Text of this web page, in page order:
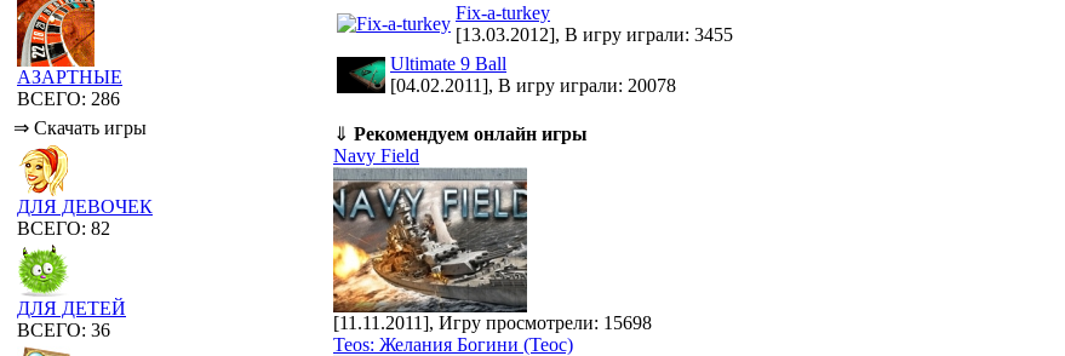
АЗАРТНЫЕ
ВСЕГО: 286
⇒ Скачать игры
ДЛЯ ДЕВОЧЕК
ВСЕГО: 82
ДЛЯ ДЕТЕЙ
ВСЕГО: 36
Fix-a-turkey
[13.03.2012], В игру играли: 3455
Ultimate 9 Ball
[04.02.2011], В игру играли: 20078
⇓ Рекомендуем онлайн игры
Navy Field
[11.11.2011], Игру просмотрели: 15698
Teos: Желания Богини (Теос)